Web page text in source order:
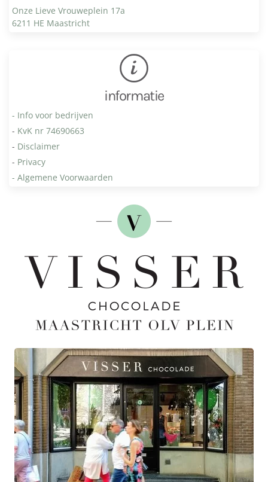
Onze Lieve Vrouweplein 17a
6211 HE Maastricht
informatie
- Info voor bedrijven
- KvK nr 74690663
- Disclaimer
- Privacy
- Algemene Voorwaarden